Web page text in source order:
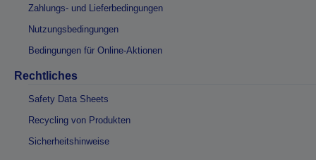
Zahlungs- und Lieferbedingungen
Nutzungsbedingungen
Bedingungen für Online-Aktionen
Rechtliches
Safety Data Sheets
Recycling von Produkten
Sicherheitshinweise